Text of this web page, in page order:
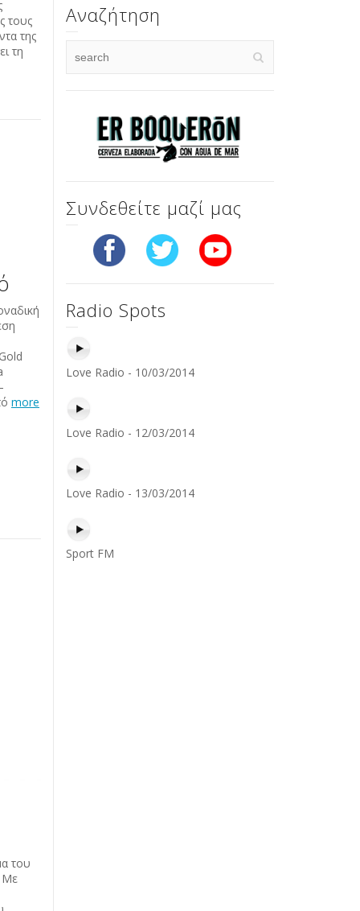
τους
της
τη
more
του
Με
Αναζήτηση
Συνδεθείτε μαζί μας
Radio Spots
Love Radio - 10/03/2014
Love Radio - 12/03/2014
Love Radio - 13/03/2014
Sport FM